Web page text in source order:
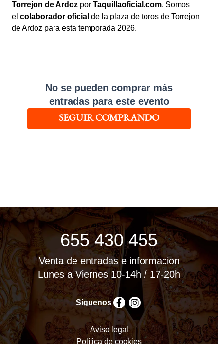
Torrejon de Ardoz por Taquillaoficial.com. Somos
el colaborador oficial de la plaza de toros de Torrejon
de Ardoz para esta temporada 2026.
No se pueden comprar más
entradas para este evento
SEGUIR COMPRANDO
655 430 455
Venta de entradas e informacion
Lunes a Viernes 10-14h / 17-20h
Síguenos
Aviso legal
Política de cookies